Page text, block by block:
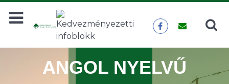
Keresés KERESÉS
ANGOL NYELVŰ